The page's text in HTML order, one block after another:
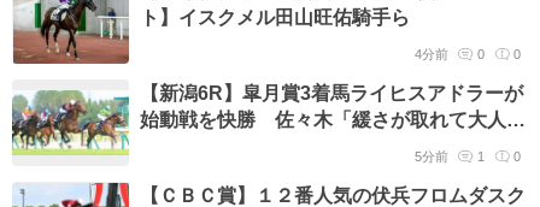
ト】イスクメル田山旺佑騎手ら
4分前 0 0
【新潟6R】皐月賞3着馬ライヒスアドラーが
始動戦を快勝 佐々木「緩さが取れて大人に
5分前 1 0
【ＣＢＣ賞】１２番人気の伏兵フロムダスク